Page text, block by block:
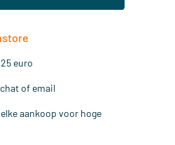
euro
of email
aankoop voor hoge